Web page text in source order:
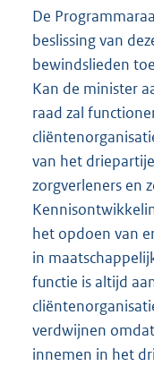
De
beslissing van
bewindslieden
Kan de minister
raad zal
van het
zorgverleners en
het opdoen van
in
functie is altijd
verdwijnen
innemen in het